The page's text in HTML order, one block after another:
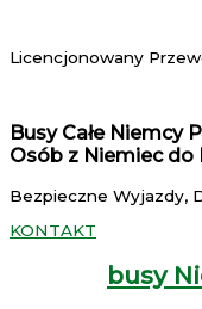
Licencjonowany
Busy Całe Niemcy
Osób z Niemiec do
Bezpieczne Wyjazdy,
KONTAKT
busy